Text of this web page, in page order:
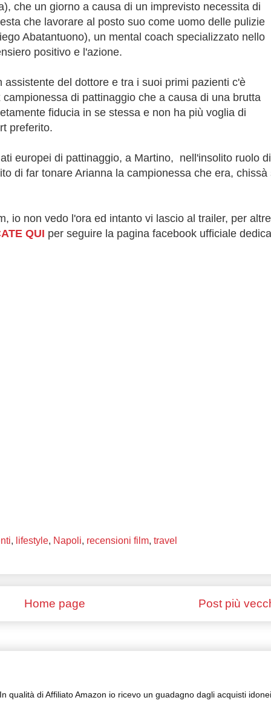
che un giorno a causa di un imprevisto necessita di
che lavorare al posto suo come uomo delle pulizie
Abatantuono), un mental coach specializzato nello
positivo e l'azione.
del dottore e tra i suoi primi pazienti c'è
di pattinaggio che a causa di una brutta
fiducia in se stessa e non ha più voglia di
preferito.
europei di pattinaggio, a Martino, nell'insolito ruolo di
di far tonare Arianna la campionessa che era, chissà
io non vedo l'ora ed intanto vi lascio al trailer, per altre
QUI per seguire la pagina facebook ufficiale
, lifestyle, Napoli, recensioni film, travel
Post più
Home page
In qualità di Affiliato Amazon io ricevo un guadagno dagli acquisti idonei